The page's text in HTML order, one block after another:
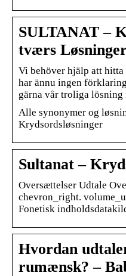
SULTANAT –
tværs Løsninger
Vi behöver hjälp att
har ännu ingen
gärna vår troliga
Alle synonymer og
Krydsordsløsninger
Sultanat –
Oversættelser Udtale
chevron_right.
Fonetisk
Hvordan
rumænsk? –